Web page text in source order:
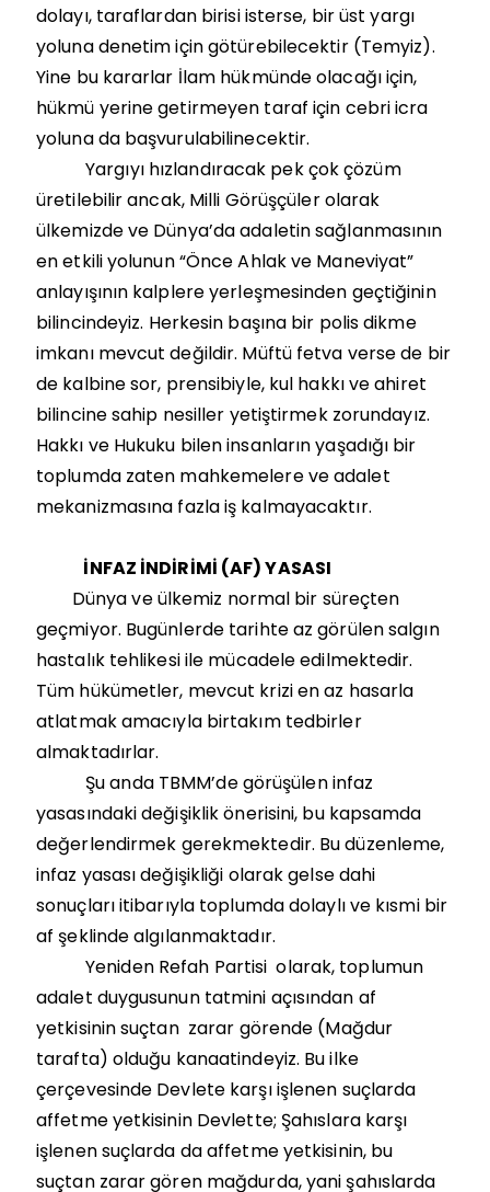
dolayı, taraflardan birisi isterse, bir üst yargı
yoluna denetim için götürebilecektir (Temyiz).
Yine bu kararlar İlam hükmünde olacağı için,
hükmü yerine getirmeyen taraf için cebri icra
yoluna da başvurulabilinecektir.
Yargıyı hızlandıracak pek çok çözüm
üretilebilir ancak, Milli Görüşçüler olarak
ülkemizde ve Dünya’da adaletin sağlanmasının
en etkili yolunun “Önce Ahlak ve Maneviyat”
anlayışının kalplere yerleşmesinden geçtiğinin
bilincindeyiz. Herkesin başına bir polis dikme
imkanı mevcut değildir. Müftü fetva verse de bir
de kalbine sor, prensibiyle, kul hakkı ve ahiret
bilincine sahip nesiller yetiştirmek zorundayız.
Hakkı ve Hukuku bilen insanların yaşadığı bir
toplumda zaten mahkemelere ve adalet
mekanizmasına fazla iş kalmayacaktır.
İNFAZ İNDİRİMİ (AF) YASASI
Dünya ve ülkemiz normal bir süreçten
geçmiyor. Bugünlerde tarihte az görülen salgın
hastalık tehlikesi ile mücadele edilmektedir.
Tüm hükümetler, mevcut krizi en az hasarla
atlatmak amacıyla birtakım tedbirler
almaktadırlar.
Şu anda TBMM’de görüşülen infaz
yasasındaki değişiklik önerisini, bu kapsamda
değerlendirmek gerekmektedir. Bu düzenleme,
infaz yasası değişikliği olarak gelse dahi
sonuçları itibarıyla toplumda dolaylı ve kısmi bir
af şeklinde algılanmaktadır.
Yeniden Refah Partisi olarak, toplumun
adalet duygusunun tatmini açısından af
yetkisinin suçtan zarar görende (Mağdur
tarafta) olduğu kanaatindeyiz. Bu ilke
çerçevesinde Devlete karşı işlenen suçlarda
affetme yetkisinin Devlette; Şahıslara karşı
işlenen suçlarda da affetme yetkisinin, bu
suçtan zarar gören mağdurda, yani şahıslarda